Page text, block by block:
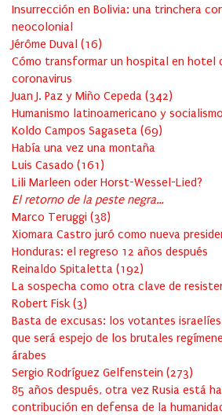
Insurrección en Bolivia: una trinchera
neocolonial
Jérôme Duval (16)
Cómo transformar un hospital en hotel
coronavirus
Juan J. Paz y Miño Cepeda (342)
Humanismo latinoamericano y socialismo
Koldo Campos Sagaseta (69)
Había una vez una montaña
Luis Casado (161 )
Lili Marleen oder Horst-Wessel-Lied?
El retorno de la peste negra…
Marco Teruggi (38)
Xiomara Castro juró como nueva
Honduras: el regreso 12 años después
Reinaldo Spitaletta (192)
La sospecha como otra clave de
Robert Fisk (3)
Basta de excusas: los votantes
que será espejo de los brutales
árabes
Sergio Rodríguez Gelfenstein (273)
85 años después, otra vez Rusia está
contribución en defensa de la